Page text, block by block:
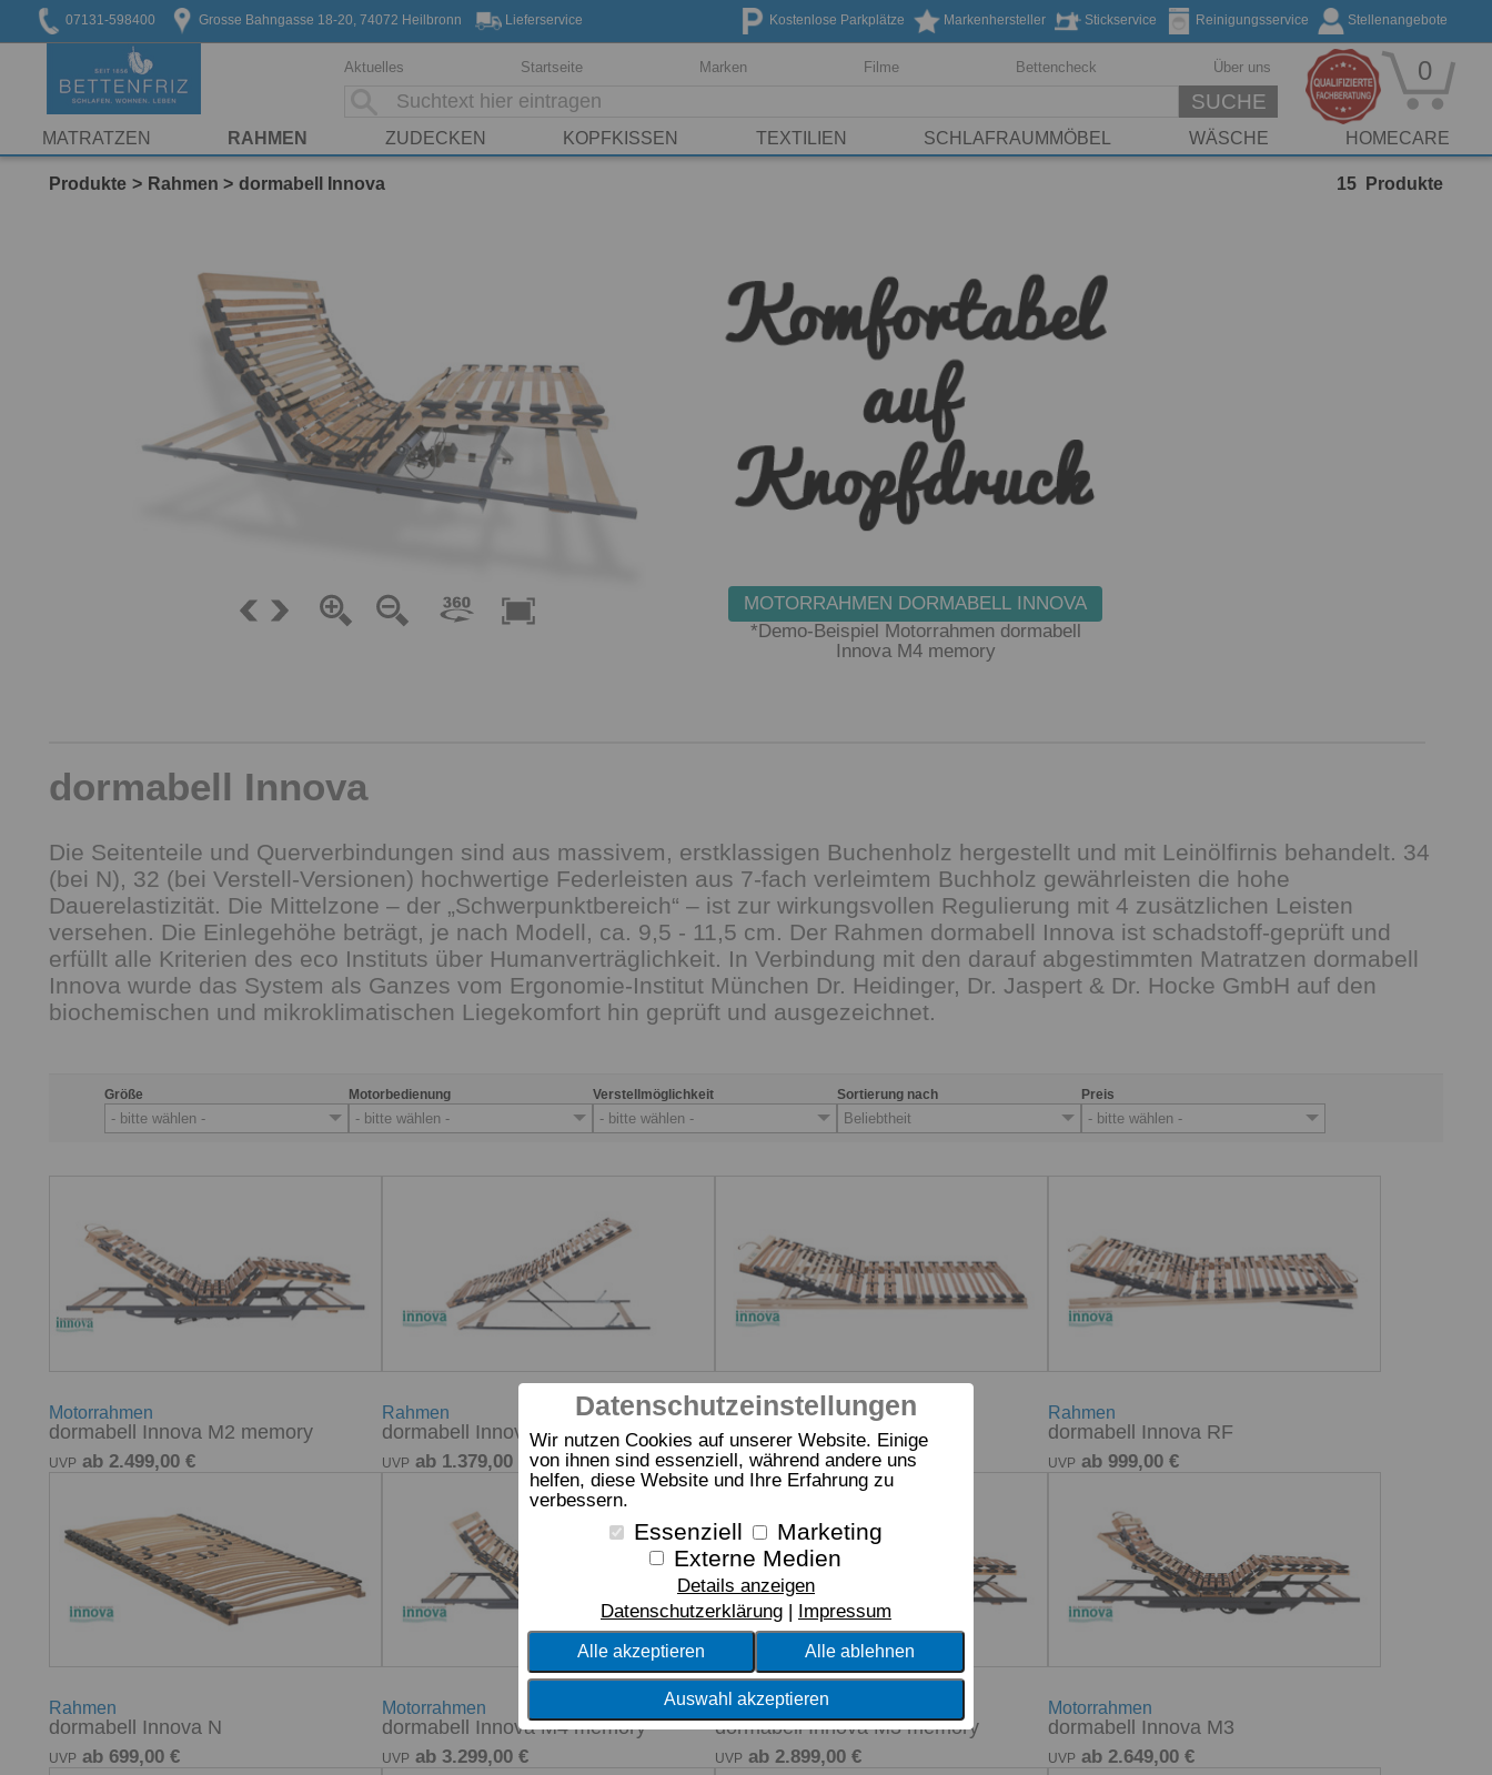
Datenschutzeinstellungen
Wir nutzen Cookies auf unserer Website. Einige
von ihnen sind essenziell, während andere uns
helfen, diese Website und Ihre Erfahrung zu
verbessern.
Essenziell
Marketing
Externe Medien
Details anzeigen
Datenschutzerklärung
Impressum
Alle akzeptieren Alle ablehnen
Auswahl akzeptieren
07131-598400 Grosse Bahngasse 18-20, 74072 Heilbronn Lieferservice Stellenangebote
Reinigungsservice
Stickservice
Markenhersteller
Kostenlose Parkplätze
Aktuelles Startseite Marken Filme Bettencheck Über uns
SUCHE
0
MATRATZEN RAHMEN ZUDECKEN KOPFKISSEN TEXTILIEN SCHLAFRAUMMÖBEL WÄSCHE HOMECARE
Produkte Rahmen dormabell Innova 15 Produkte
MOTORRAHMEN DORMABELL INNOVA
*Demo-Beispiel Motorrahmen dormabell
Innova M4 memory
dormabell Innova
Die Seitenteile und Querverbindungen sind aus massivem, erstklassigen Buchenholz hergestellt und mit Leinölfirnis behandelt. 34
(bei N), 32 (bei Verstell-Versionen) hochwertige Federleisten aus 7-fach verleimtem Buchholz gewährleisten die hohe
Dauerelastizität. Die Mittelzone – der „Schwerpunktbereich“ – ist zur wirkungsvollen Regulierung mit 4 zusätzlichen Leisten
versehen. Die Einlegehöhe beträgt, je nach Modell, ca. 9,5 - 11,5 cm. Der Rahmen dormabell Innova ist schadstoff-geprüft und
erfüllt alle Kriterien des eco Instituts über Humanverträglichkeit. In Verbindung mit den darauf abgestimmten Matratzen dormabell
Innova wurde das System als Ganzes vom Ergonomie-Institut München Dr. Heidinger, Dr. Jaspert & Dr. Hocke GmbH auf den
biochemischen und mikroklimatischen Liegekomfort hin geprüft und ausgezeichnet.
Größe
- bitte wählen -
Motorbedienung
- bitte wählen -
Verstellmöglichkeit
- bitte wählen -
Sortierung nach
Beliebtheit
Preis
- bitte wählen -
Motorrahmen
dormabell Innova M2 memory
UVP ab 2.499,00 €
Rahmen
dormabell Innova lift
UVP ab 1.379,00 €
Rahmen
dormabell Innova R
UVP ab 899,00 €
Rahmen
dormabell Innova RF
UVP ab 999,00 €
Rahmen
dormabell Innova N
UVP ab 699,00 €
Motorrahmen
dormabell Innova M4 memory
UVP ab 3.299,00 €
Motorrahmen
dormabell Innova M3 memory
UVP ab 2.899,00 €
Motorrahmen
dormabell Innova M3
UVP ab 2.649,00 €